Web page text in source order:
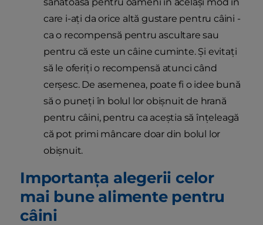
care i-ați da orice altă gustare pentru câini -
ca o recompensă pentru ascultare sau
pentru că este un câine cuminte. Și evitați
să le oferiți o recompensă atunci când
cerșesc. De asemenea, poate fi o idee bună
să o puneți în bolul lor obișnuit de hrană
pentru câini, pentru ca aceștia să înțeleagă
că pot primi mâncare doar din bolul lor
obișnuit.
Importanța alegerii celor
mai bune alimente pentru
câini